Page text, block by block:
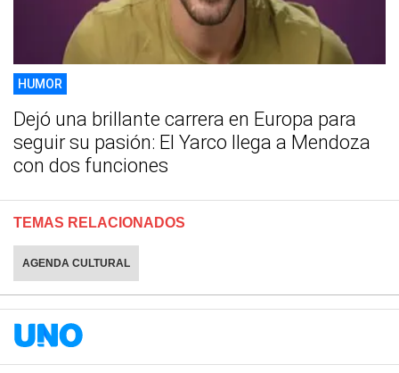
HUMOR
Dejó una brillante carrera en Europa para
seguir su pasión: El Yarco llega a Mendoza
con dos funciones
TEMAS RELACIONADOS
AGENDA CULTURAL